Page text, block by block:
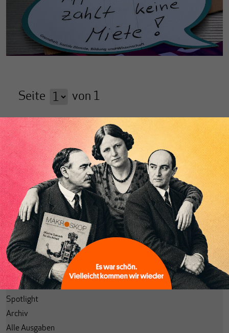
Seite von 1
Abonnieren
Anmelden
Passwort vergessen?
Code einlösen
Lesezeichen
Aktuelle Ausgabe
Themenhefte
Spotlight
Archiv
Alle Ausgaben